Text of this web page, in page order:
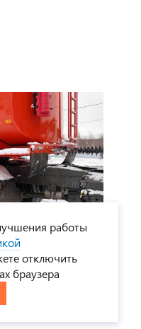
1 фото
40ПТ-24Д ПТ
работы
отключить
браузера